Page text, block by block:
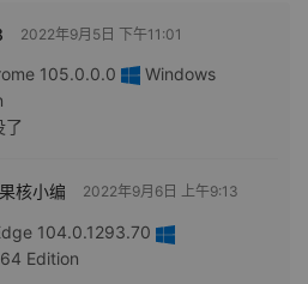
2022年9月5日 下午11:01
105.0.0.0
Windows
了
果核小编 2022年9月6日 上午9:13
104.0.1293.70
Edition